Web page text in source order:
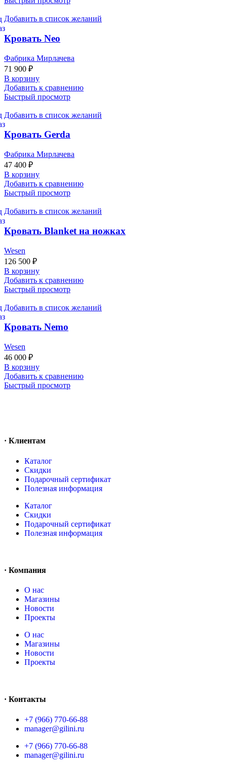
Добавить в список желаний
Кровать Neo
Фабрика Мирлачева
71 900 ₽
В корзину
Добавить к сравнению
Быстрый просмотр
Добавить в список желаний
Кровать Gerda
Фабрика Мирлачева
47 400 ₽
В корзину
Добавить к сравнению
Быстрый просмотр
Добавить в список желаний
Кровать Blanket на ножках
Wesen
126 500 ₽
В корзину
Добавить к сравнению
Быстрый просмотр
Добавить в список желаний
Кровать Nemo
Wesen
46 000 ₽
В корзину
Добавить к сравнению
Быстрый просмотр
· Клиентам
Каталог
Скидки
Подарочный сертификат
Полезная информация
Каталог
Скидки
Подарочный сертификат
Полезная информация
· Компания
О нас
Магазины
Новости
Проекты
О нас
Магазины
Новости
Проекты
· Контакты
+7 (966) 770-66-88
manager@gilini.ru
+7 (966) 770-66-88
manager@gilini.ru